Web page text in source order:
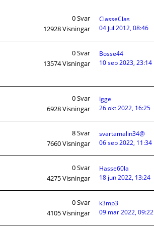
0Svar
12928Visningar
ClasseClas
04 jul 2012, 08:46
0Svar
13574Visningar
Bosse44
10 sep 2023, 23:14
0Svar
6928Visningar
Igge
26 okt 2022, 16:25
8Svar
7660Visningar
svartamalin34@
06 sep 2022, 11:34
0Svar
4275Visningar
Hasse60la
18 jun 2022, 13:24
0Svar
4105Visningar
k3mp3
09 mar 2022, 09:22